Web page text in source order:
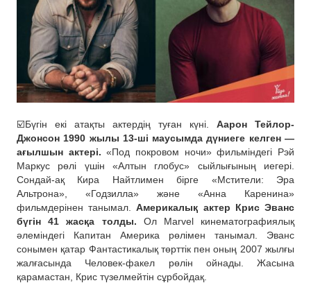
☑️Бүгін екі атақты актердің туған күні. Аарон Тейлор-
Джонсон 1990 жылы 13-ші маусымда дүниеге келген —
ағылшын актері. «Под покровом ночи» фильміндегі Рэй
Маркус рөлі үшін «Алтын глобус» сыйлығының иегері.
Сондай-ақ Кира Найтлимен бірге «Мстители: Эра
Альтрона», «Годзилла» және «Анна Каренина»
фильмдерінен танымал.Америкалық актер Крис Эванс
бүгін 41 жасқа толды. Ол Marvel кинематографиялық
әлеміндегі Капитан Америка рөлімен танымал. Эванс
сонымен қатар Фантастикалық төрттік пен оның 2007 жылғы
жалғасында Человек-факел рөлін ойнады. Жасына
қарамастан, Крис түзелмейтін сұрбойдақ.